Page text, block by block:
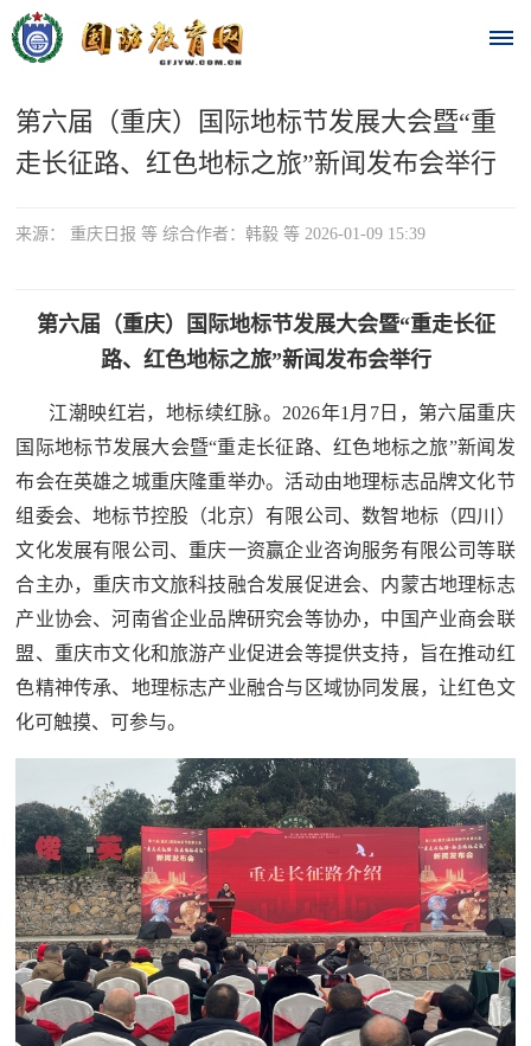
首
时
要
时
政
要
闻
热
点
踪
热
点
追
国
防
法
规
国
防
法
规
国
防
知
识
国
全
第六届（重庆）国际地标节发展大会暨“重
走长征路、红色地标之旅”新闻发布会举行
来源： 重庆日报 等 综合作者：韩毅 等 2026-01-09 15:39
第六届（重庆）国际地标节发展大会暨“重走长征
路、红色地标之旅”新闻发布会举行
江潮映红岩，地标续红脉。2026年1月7日，第六届重庆
国际地标节发展大会暨“重走长征路、红色地标之旅”新闻发
布会在英雄之城重庆隆重举办。活动由地理标志品牌文化节
组委会、地标节控股（北京）有限公司、数智地标（四川）
文化发展有限公司、重庆一资赢企业咨询服务有限公司等联
合主办，重庆市文旅科技融合发展促进会、内蒙古地理标志
产业协会、河南省企业品牌研究会等协办，中国产业商会联
盟、重庆市文化和旅游产业促进会等提供支持，旨在推动红
色精神传承、地理标志产业融合与区域协同发展，让红色文
化可触摸、可参与。